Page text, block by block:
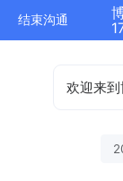
结束沟通
欢迎来